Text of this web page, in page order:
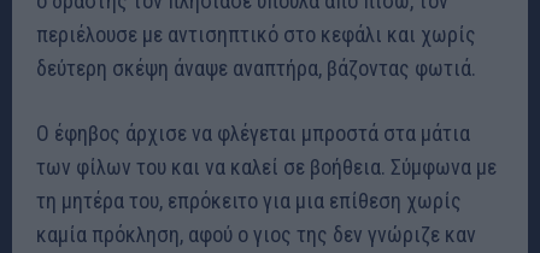
περιέλουσε με αντισηπτικό στο κεφάλι και χωρίς
δεύτερη σκέψη άναψε αναπτήρα, βάζοντας φωτιά.
Ο έφηβος άρχισε να φλέγεται μπροστά στα μάτια
των φίλων του και να καλεί σε βοήθεια. Σύμφωνα με
τη μητέρα του, επρόκειτο για μια επίθεση χωρίς
καμία πρόκληση, αφού ο γιος της δεν γνώριζε καν